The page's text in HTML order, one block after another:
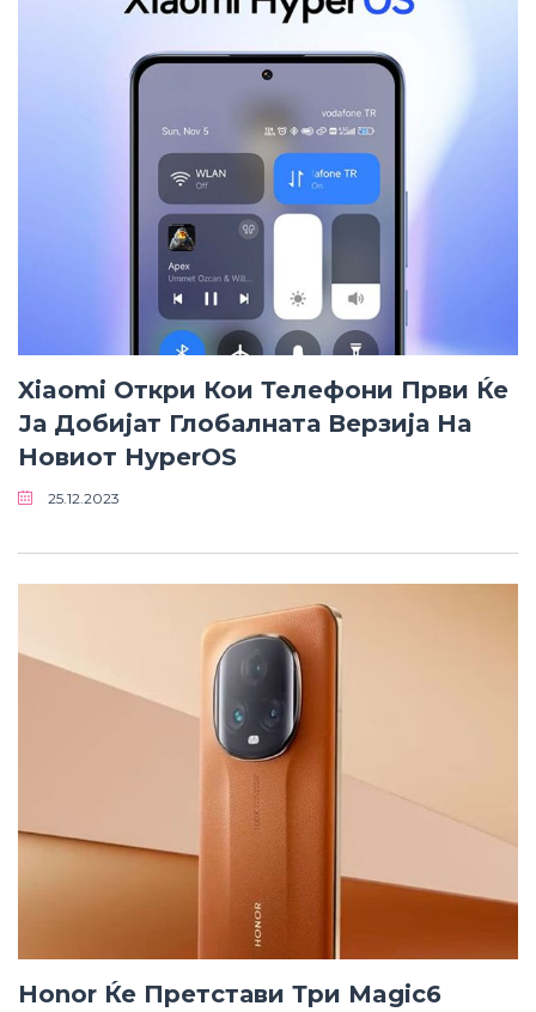
Xiaomi Откри Кои Телефони Први Ќе
Ја Добијат Глобалната Верзија На
Новиот HyperOS
25.12.2023
Honor Ќе Претстави Три Magic6